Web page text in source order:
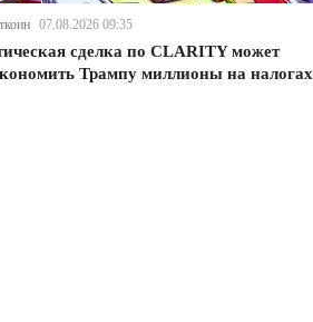
07.08.2026 09:35
сделка по CLARITY может
Трампу миллионы на налогах